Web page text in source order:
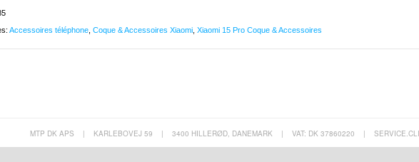
Accessoires téléphone Coque & Accessoires Xiaomi Xiaomi 15 Pro Coque & Accessoires
MTP DK APS | KARLEBOVEJ 59 | 3400 HILLERØD, DANEMARK | VAT: DK 37860220 |